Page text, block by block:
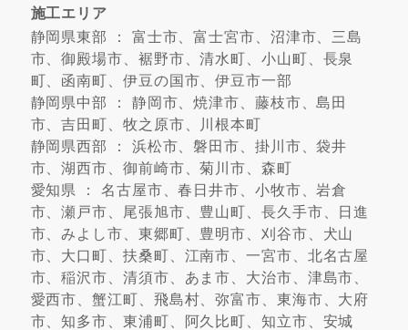
施工エリア
静岡県東部 ： 富士市、富士宮市、沼津市、三島
市、御殿場市、裾野市、清水町、小山町、長泉
町、函南町、伊豆の国市、伊豆市一部
静岡県中部 ： 静岡市、焼津市、藤枝市、島田
市、吉田町、牧之原市、川根本町
静岡県西部 ： 浜松市、磐田市、掛川市、袋井
市、湖西市、御前崎市、菊川市、森町
愛知県 ： 名古屋市、春日井市、小牧市、岩倉
市、瀬戸市、尾張旭市、豊山町、長久手市、日進
市、みよし市、東郷町、豊明市、刈谷市、犬山
市、大口町、扶桑町、江南市、一宮市、北名古屋
市、稲沢市、清須市、あま市、大治市、津島市、
愛西市、蟹江町、飛島村、弥富市、東海市、大府
市、知多市、東浦町、阿久比町、知立市、安城